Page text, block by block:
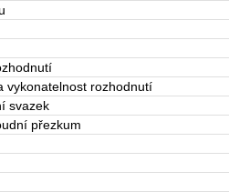
vykonatelnost rozhodnutí
svazek
přezkum